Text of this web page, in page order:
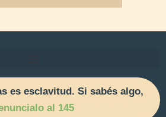
es esclavitud. Si sabés algo,
al 145